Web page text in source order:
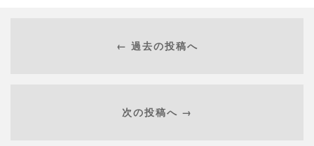
← 過去の投稿へ
次の投稿へ →